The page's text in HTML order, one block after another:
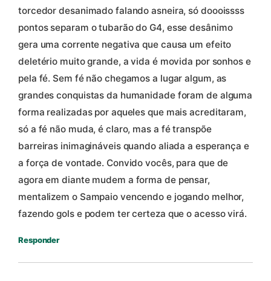
torcedor desanimado falando asneira, só doooissss
pontos separam o tubarão do G4, esse desânimo
gera uma corrente negativa que causa um efeito
deletério muito grande, a vida é movida por sonhos e
pela fé. Sem fé não chegamos a lugar algum, as
grandes conquistas da humanidade foram de alguma
forma realizadas por aqueles que mais acreditaram,
só a fé não muda, é claro, mas a fé transpõe
barreiras inimagináveis quando aliada a esperança e
a força de vontade. Convido vocês, para que de
agora em diante mudem a forma de pensar,
mentalizem o Sampaio vencendo e jogando melhor,
fazendo gols e podem ter certeza que o acesso virá.
Responder